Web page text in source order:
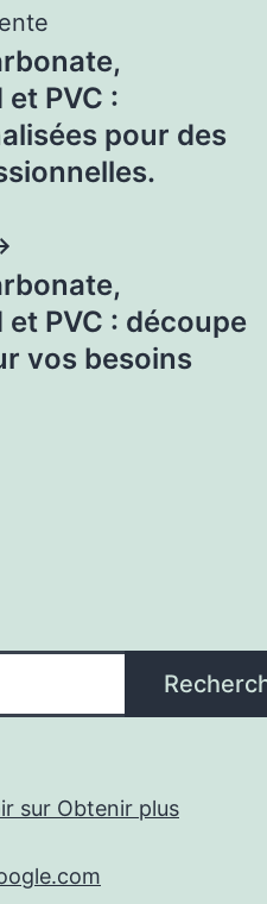
PVC :
pour des
PVC : découpe
vos besoins
sur Obtenir plus